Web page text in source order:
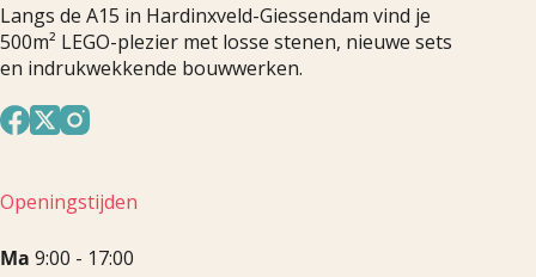
Langs de A15 in Hardinxveld-Giessendam vind je
500m² LEGO-plezier met losse stenen, nieuwe sets
en indrukwekkende bouwwerken.
Openingstijden
Ma 9:00 - 17:00